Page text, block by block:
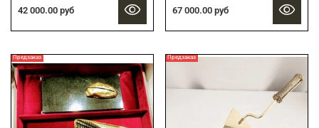
42 000.00 руб 67 000.00 руб
Предзаказ Предзаказ